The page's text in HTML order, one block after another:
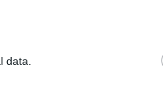
data.